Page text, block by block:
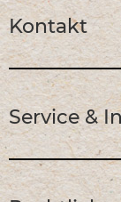
Kontakt
Service &